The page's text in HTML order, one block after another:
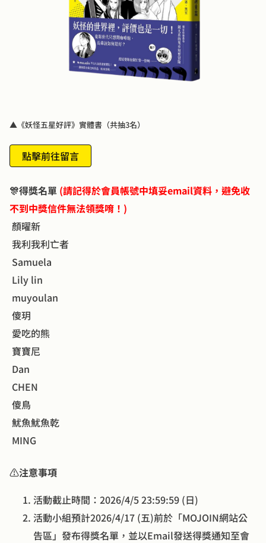
▲《妖怪五星好評》實體書（共抽3名）
點擊前往留言
🎊得獎名單 (請記得於會員帳號中填妥email資料，避免收
不到中獎信件無法領獎唷！)
MING
⚠️注意事項
活動截止時間：2026/4/5 23:59:59 (日)
活動小組預計2026/4/17 (五)前於「MOJOIN網站公
告區」發布得獎名單，並以Email發送得獎通知至會